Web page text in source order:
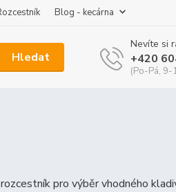
Blog - kecárna
Hledat
Nevíte si
+420
(Po-Pá, 9-
pro výběr vhodného